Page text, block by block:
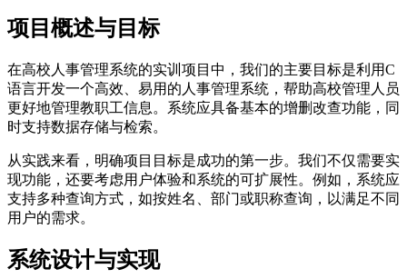
项目概述与目标
在高校人事管理系统的实训项目中，我们的主要目标是利用C
语言开发一个高效、易用的人事管理系统，帮助高校管理人员
更好地管理教职工信息。系统应具备基本的增删改查功能，同
时支持数据存储与检索。
从实践来看，明确项目目标是成功的第一步。我们不仅需要实
现功能，还要考虑用户体验和系统的可扩展性。例如，系统应
支持多种查询方式，如按姓名、部门或职称查询，以满足不同
用户的需求。
系统设计与实现